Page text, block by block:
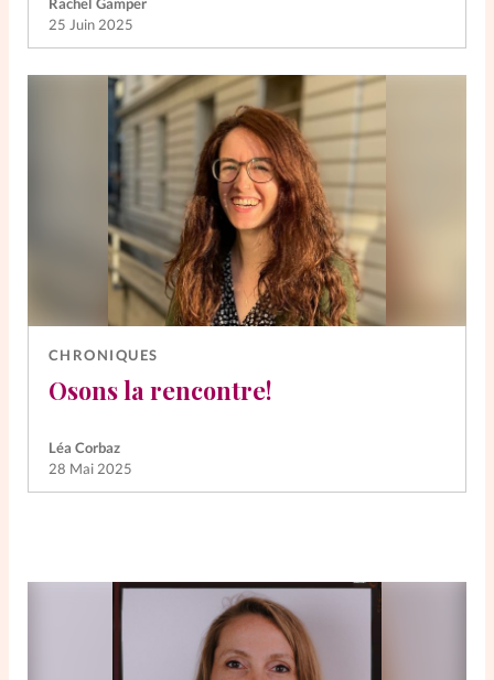
Rachel Gamper
25 Juin 2025
CHRONIQUES
Osons la rencontre!
Léa Corbaz
28 Mai 2025